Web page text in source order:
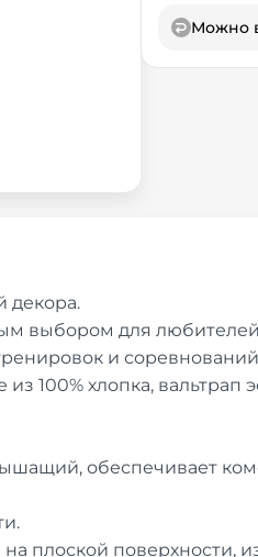
Можно
декора.
выбором для
и
100% хлопка, вальтрап
обеспечивает
плоской поверхности,